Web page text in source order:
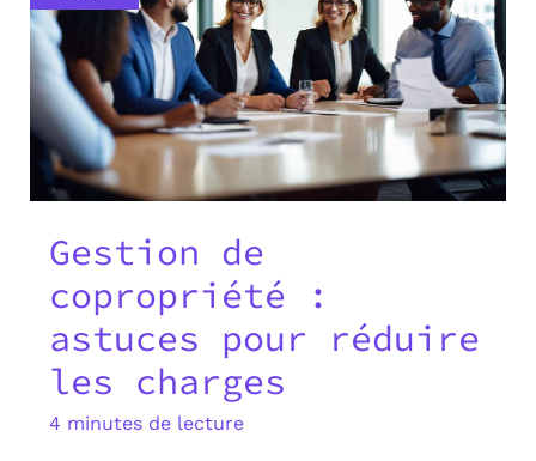
Gestion de
copropriété :
astuces pour réduire
les charges
4 minutes de lecture